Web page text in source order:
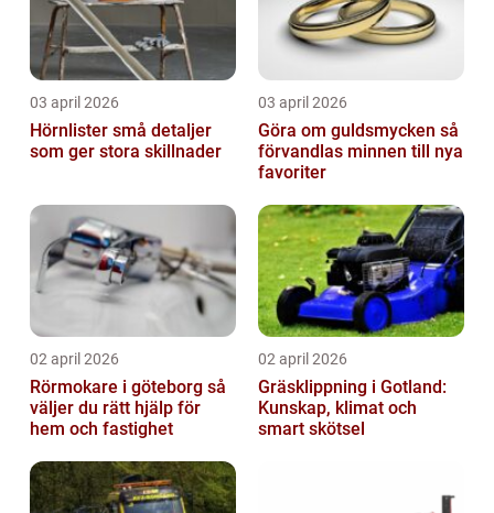
03 april 2026
Hörnlister små detaljer
som ger stora skillnader
03 april 2026
Göra om guldsmycken så
förvandlas minnen till nya
favoriter
02 april 2026
Rörmokare i göteborg så
väljer du rätt hjälp för
hem och fastighet
02 april 2026
Gräsklippning i Gotland:
Kunskap, klimat och
smart skötsel